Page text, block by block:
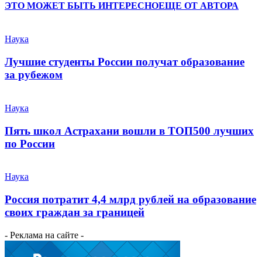
ЭТО МОЖЕТ БЫТЬ ИНТЕРЕСНОЕЩЕ ОТ АВТОРА
Наука
Лучшие студенты России получат образование
за рубежом
Наука
Пять школ Астрахани вошли в ТОП500 лучших
по России
Наука
Россия потратит 4,4 млрд рублей на образование
своих граждан за границей
- Реклама на сайте -